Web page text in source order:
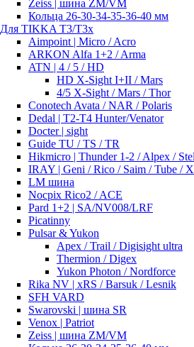
Zeiss | шина ZM/VM
Кольца 26-30-34-35-36-40 мм
Для TIKKA T3/T3x
Aimpoint | Micro / Acro
ARKON Alfa 1+2 / Arma
ATN | 4 / 5 / HD
HD X-Sight I+II / Mars
4/5 X-Sight / Mars / Thor
Conotech Avata / NAR / Polaris
Dedal | T2-T4 Hunter/Venator
Docter | sight
Guide TU / TS / TR
Hikmicro | Thunder 1-2 / Alpex /
IRAY | Geni / Rico / Saim / Tube /
LM шина
Nocpix Rico2 / ACE
Pard 1+2 | SA/NV008/LRF
Picatinny
Pulsar & Yukon
Apex / Trail / Digisight ultra
Thermion / Digex
Yukon Photon / Nordforce
Rika NV | xRS / Barsuk / Lesnik
SFH VARD
Swarovski | шина SR
Venox | Patriot
Zeiss | шина ZM/VM